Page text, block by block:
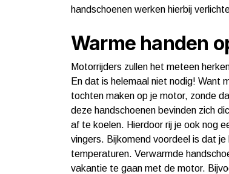
handschoenen werken hierbij
Warme handen
Motorrijders zullen het meteen
En dat is helemaal niet nodig! Want
tochten maken op je motor, zonde
deze handschoenen bevinden zich
af te koelen. Hierdoor rij je ook nog
vingers. Bijkomend voordeel is dat
temperaturen. Verwarmde
vakantie te gaan met de motor.